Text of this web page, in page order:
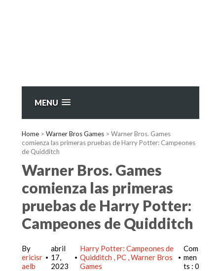
MENU
Home > Warner Bros Games > Warner Bros. Games
comienza las primeras pruebas de Harry Potter: Campeones
de Quidditch
Warner Bros. Games
comienza las primeras
pruebas de Harry Potter:
Campeones de Quidditch
By
ericisr
aelb
•
abril
17,
2023
•
Harry Potter: Campeones de
Quidditch
PC Warner Bros
Games
•
Com
men
ts : 0